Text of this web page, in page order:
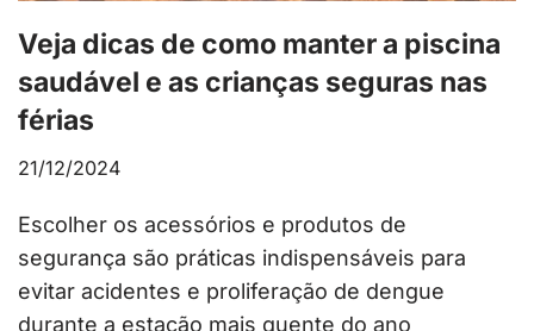
Veja dicas de como manter a piscina
saudável e as crianças seguras nas
férias
21/12/2024
Escolher os acessórios e produtos de
segurança são práticas indispensáveis para
evitar acidentes e proliferação de dengue
durante a estação mais quente do ano